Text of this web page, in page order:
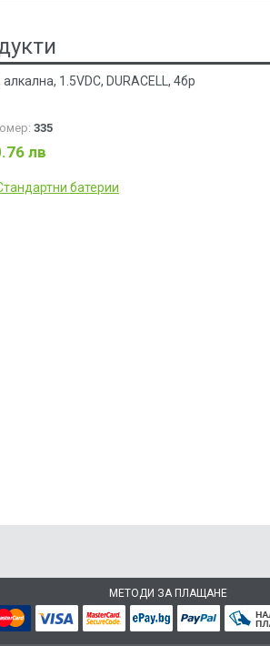
1.5VDC, DURACELL, 4бр
335
лв
батерии
МЕТОДИ ЗА ПЛАЩАНЕ